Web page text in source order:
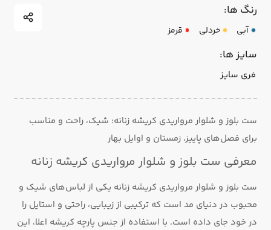
رنگ ها:
آبی خردلی قرمز
سایز ها:
فری سایز
ست بلوز و شلوار مرواریدی کریشه زنانه: شیک، راحت و مناسب
برای فصل‌های پاییز، زمستان و اوایل بهار
معرفی ست بلوز و شلوار مرواریدی کریشه زنانه
ست بلوز و شلوار مرواریدی کریشه زنانه یکی از لباس‌های شیک و
محبوب در دنیای مد است که ترکیبی از زیبایی، راحتی و استایل را
در خود جای داده است. با استفاده از جنس پارچه کریشه اعلا، این